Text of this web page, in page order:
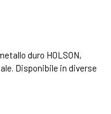
duro HOLSON,
Disponibile in diverse